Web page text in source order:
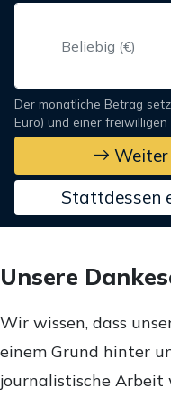
Der monatliche Betrag
Euro) und einer freiwilligen
Stattdessen
Unsere
Wir wissen, dass
einem Grund hinter
journalistische Arbeit